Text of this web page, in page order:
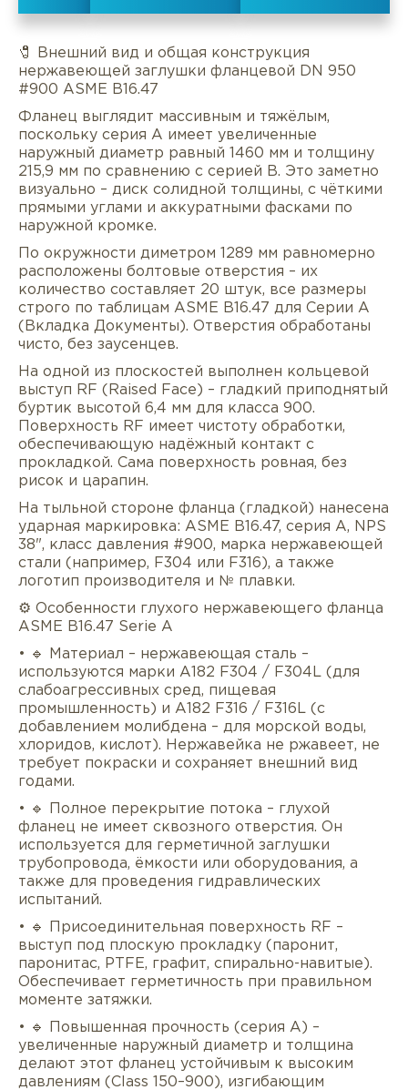
Описание Характеристики
Услуги Оплата/доставка
🧷 Внешний вид и общая конструкция
нержавеющей заглушки фланцевой DN 950
#900 ASME B16.47
Фланец выглядит массивным и тяжёлым,
поскольку серия A имеет увеличенные
наружный диаметр равный 1460 мм и толщину
215,9 мм по сравнению с серией B. Это заметно
визуально – диск солидной толщины, с чёткими
прямыми углами и аккуратными фасками по
наружной кромке.
По окружности диметром 1289 мм равномерно
расположены болтовые отверстия – их
количество составляет 20 штук, все размеры
строго по таблицам ASME B16.47 для Серии A
(Вкладка Документы). Отверстия обработаны
чисто, без заусенцев.
На одной из плоскостей выполнен кольцевой
выступ RF (Raised Face) – гладкий приподнятый
буртик высотой 6,4 мм для класса 900.
Поверхность RF имеет чистоту обработки,
обеспечивающую надёжный контакт с
прокладкой. Сама поверхность ровная, без
рисок и царапин.
На тыльной стороне фланца (гладкой) нанесена
ударная маркировка: ASME B16.47, серия A, NPS
38", класс давления #900, марка нержавеющей
стали (например, F304 или F316), а также
логотип производителя и № плавки.
⚙️ Особенности глухого нержавеющего фланца
ASME B16.47 Serie A
• 🔹 Материал – нержавеющая сталь –
используются марки A182 F304 / F304L (для
слабоагрессивных сред, пищевая
промышленность) и A182 F316 / F316L (с
добавлением молибдена – для морской воды,
хлоридов, кислот). Нержавейка не ржавеет, не
требует покраски и сохраняет внешний вид
годами.
• 🔹 Полное перекрытие потока – глухой
фланец не имеет сквозного отверстия. Он
используется для герметичной заглушки
трубопровода, ёмкости или оборудования, а
также для проведения гидравлических
испытаний.
• 🔹 Присоединительная поверхность RF –
выступ под плоскую прокладку (паронит,
паронитас, PTFE, графит, спирально-навитые).
Обеспечивает герметичность при правильном
моменте затяжки.
• 🔹 Повышенная прочность (серия A) –
увеличенные наружный диаметр и толщина
делают этот фланец устойчивым к высоким
давлениям (Class 150–900), изгибающим